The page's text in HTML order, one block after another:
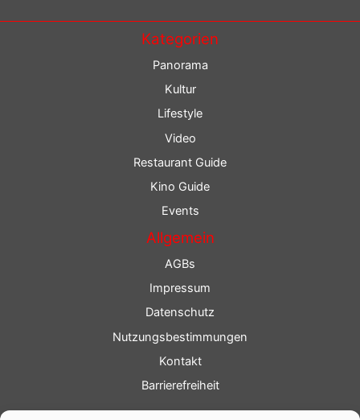
Kategorien
Panorama
Kultur
Lifestyle
Video
Restaurant Guide
Kino Guide
Events
Allgemein
AGBs
Impressum
Datenschutz
Nutzungsbestimmungen
Kontakt
Barrierefreiheit